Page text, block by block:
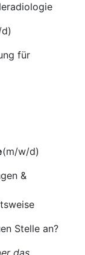
für
(m/w/d)
&
Stelle an?
das